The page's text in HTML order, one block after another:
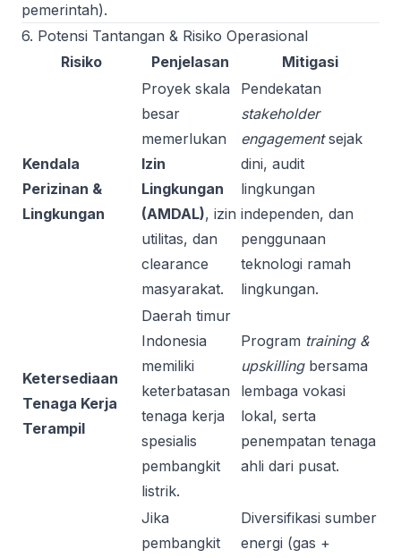
pemerintah).
6. Potensi Tantangan & Risiko Operasional
Risiko
Penjelasan Mitigasi
Kendala
Perizinan &
Lingkungan
Proyek skala
besar
memerlukan
Izin
Lingkungan
(AMDAL), izin
utilitas, dan
clearance
masyarakat.
Pendekatan
stakeholder
engagementsejak
dini, audit
lingkungan
independen, dan
penggunaan
teknologi ramah
lingkungan.
Ketersediaan
Tenaga Kerja
Terampil
Daerah timur
Indonesia
memiliki
keterbatasan
tenaga kerja
spesialis
pembangkit
listrik.
Program training &
upskillingbersama
lembaga vokasi
lokal, serta
penempatan tenaga
ahli dari pusat.
Jika
pembangkit
Diversifikasi sumber
energi (gas +